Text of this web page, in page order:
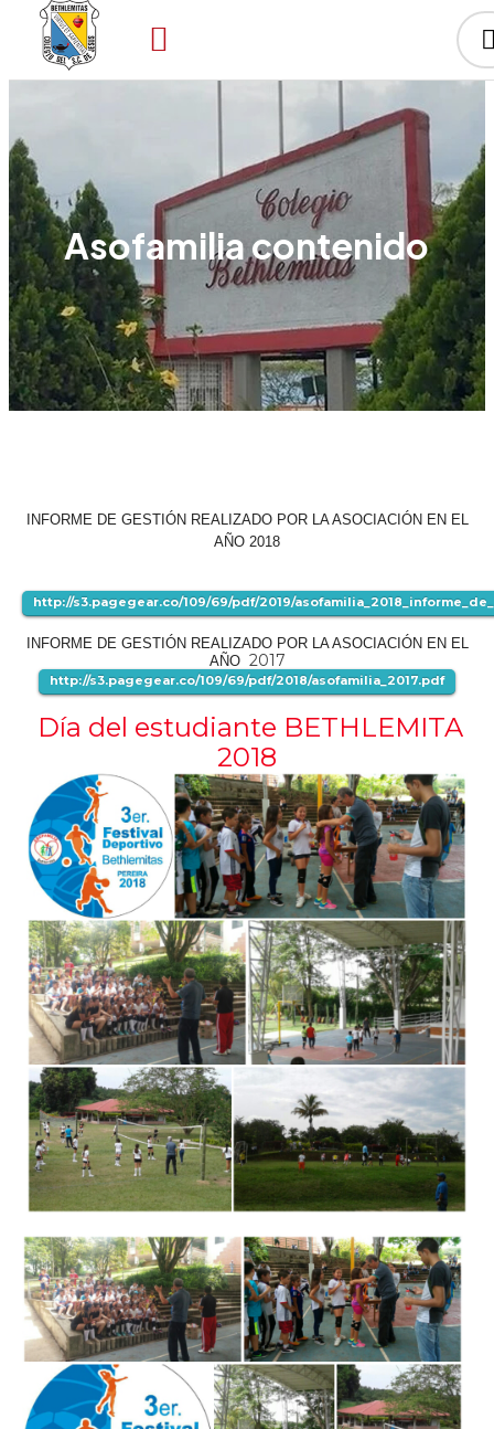
Asofamilia contenido
INFORME DE GESTIÓN REALIZADO POR LA ASOCIACIÓN EN EL
AÑO 2018
http://s3.pagegear.co/109/69/pdf/2019/
INFORME DE GESTIÓN REALIZADO POR LA ASOCIACIÓN EN EL
AÑO 2017
http://s3.pagegear.co/109/69/pdf/2018/asofamilia_2017.pdf
Día del estudiante BETHLEMITA
2018